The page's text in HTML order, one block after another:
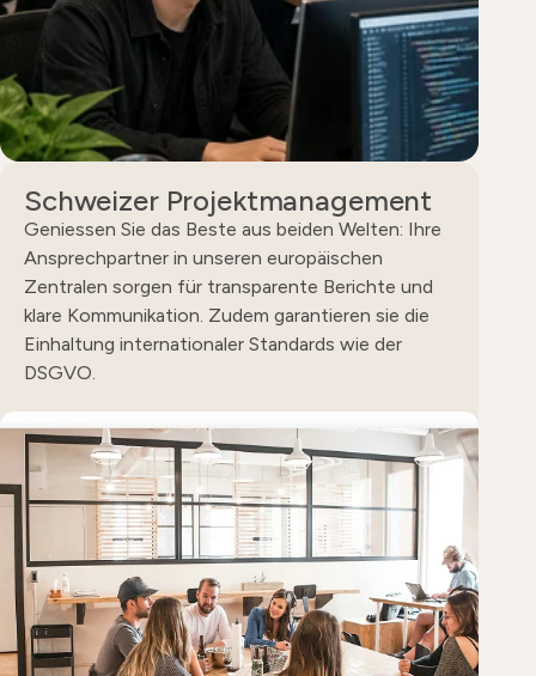
Schweizer Projektmanagement
Geniessen Sie das Beste aus beiden Welten: Ihre
Ansprechpartner in unseren europäischen
Zentralen sorgen für transparente Berichte und
klare Kommunikation. Zudem garantieren sie die
Einhaltung internationaler Standards wie der
DSGVO.